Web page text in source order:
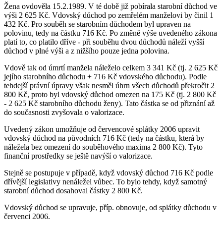
Žena ovdověla 15.2.1989. V té době již pobírala starobní důchod ve
výši 2 625 Kč. Vdovský důchod po zemřelém manželovi by činil 1
432 Kč. Pro souběh se starobním důchodem byl upraven na
polovinu, tedy na částku 716 Kč. Po změně výše uvedeného zákona
platí to, co platilo dříve - při souběhu dvou důchodů náleží vyšší
důchod v plné výši a z nižšího pouze jedna polovina.
Vdově tak od úmrtí manžela náleželo celkem 3 341 Kč (tj. 2 625 Kč
jejího starobního důchodu + 716 Kč vdovského důchodu). Podle
tehdejší právní úpravy však nesměl úhrn všech důchodů překročit 2
800 Kč, proto byl vdovský důchod omezen na 175 Kč (tj. 2 800 Kč
- 2 625 Kč starobního důchodu ženy). Tato částka se od přiznání až
do současnosti zvyšovala o valorizace.
Uvedený zákon umožňuje od červencové splátky 2006 upravit
vdovský důchod na původních 716 Kč (tedy na částku, která by
náležela bez omezení do souběhového maxima 2 800 Kč). Tyto
finanční prostředky se ještě navýší o valorizace.
Stejně se postupuje v případě, když vdovský důchod 716 Kč podle
dřívější legislativy nenáležel vůbec. To bylo tehdy, když samotný
starobní důchod dosahoval částky 2 800 Kč.
Vdovský důchod se upravuje, příp. obnovuje, od splátky důchodu v
červenci 2006.